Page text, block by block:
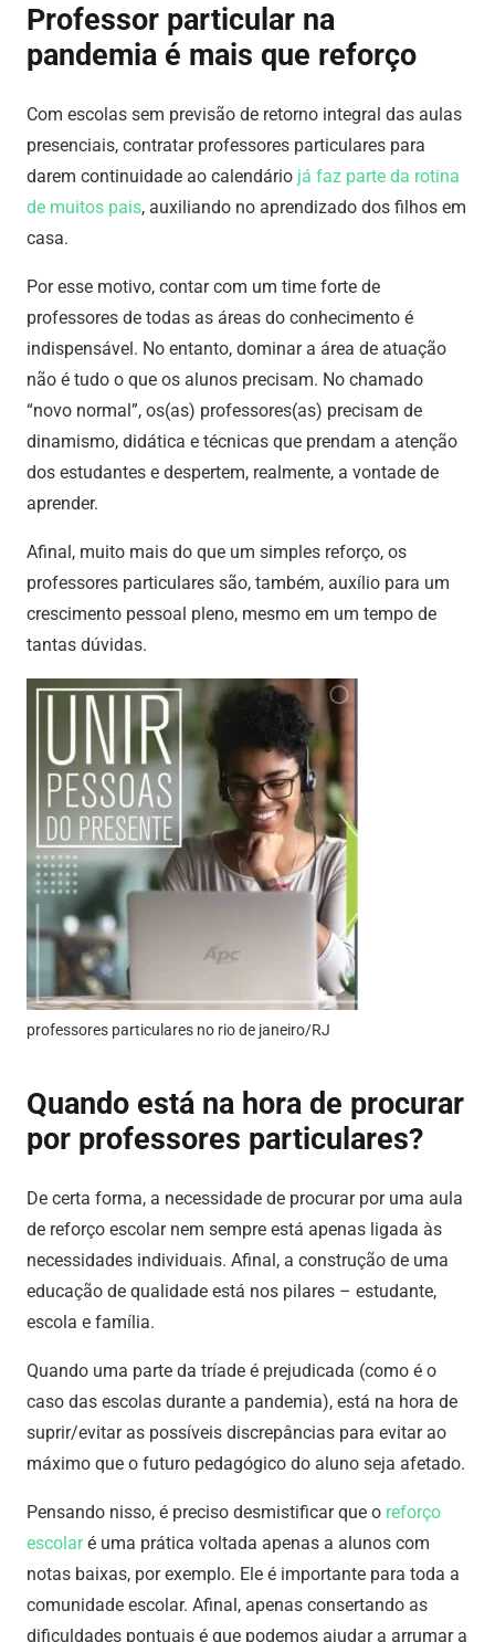
Professor particular na
pandemia é mais que reforço
Com escolas sem previsão de retorno integral das aulas
presenciais, contratar professores particulares para
darem continuidade ao calendário já faz parte da rotina
de muitos pais, auxiliando no aprendizado dos filhos em
casa.
Por esse motivo, contar com um time forte de
professores de todas as áreas do conhecimento é
indispensável. No entanto, dominar a área de atuação
não é tudo o que os alunos precisam. No chamado
“novo normal”, os(as) professores(as) precisam de
dinamismo, didática e técnicas que prendam a atenção
dos estudantes e despertem, realmente, a vontade de
aprender.
Afinal, muito mais do que um simples reforço, os
professores particulares são, também, auxílio para um
crescimento pessoal pleno, mesmo em um tempo de
tantas dúvidas.
professores particulares no rio de janeiro/RJ
Quando está na hora de procurar
por professores particulares?
De certa forma, a necessidade de procurar por uma aula
de reforço escolar nem sempre está apenas ligada às
necessidades individuais. Afinal, a construção de uma
educação de qualidade está nos pilares – estudante,
escola e família.
Quando uma parte da tríade é prejudicada (como é o
caso das escolas durante a pandemia), está na hora de
suprir/evitar as possíveis discrepâncias para evitar ao
máximo que o futuro pedagógico do aluno seja afetado.
Pensando nisso, é preciso desmistificar que o reforço
escolaré uma prática voltada apenas a alunos com
notas baixas, por exemplo. Ele é importante para toda a
comunidade escolar. Afinal, apenas consertando as
dificuldades pontuais é que podemos ajudar a arrumar a